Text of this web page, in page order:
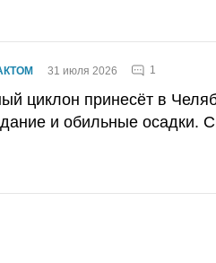
31 июля 2026 1
циклон принесёт в
и обильные осадки.